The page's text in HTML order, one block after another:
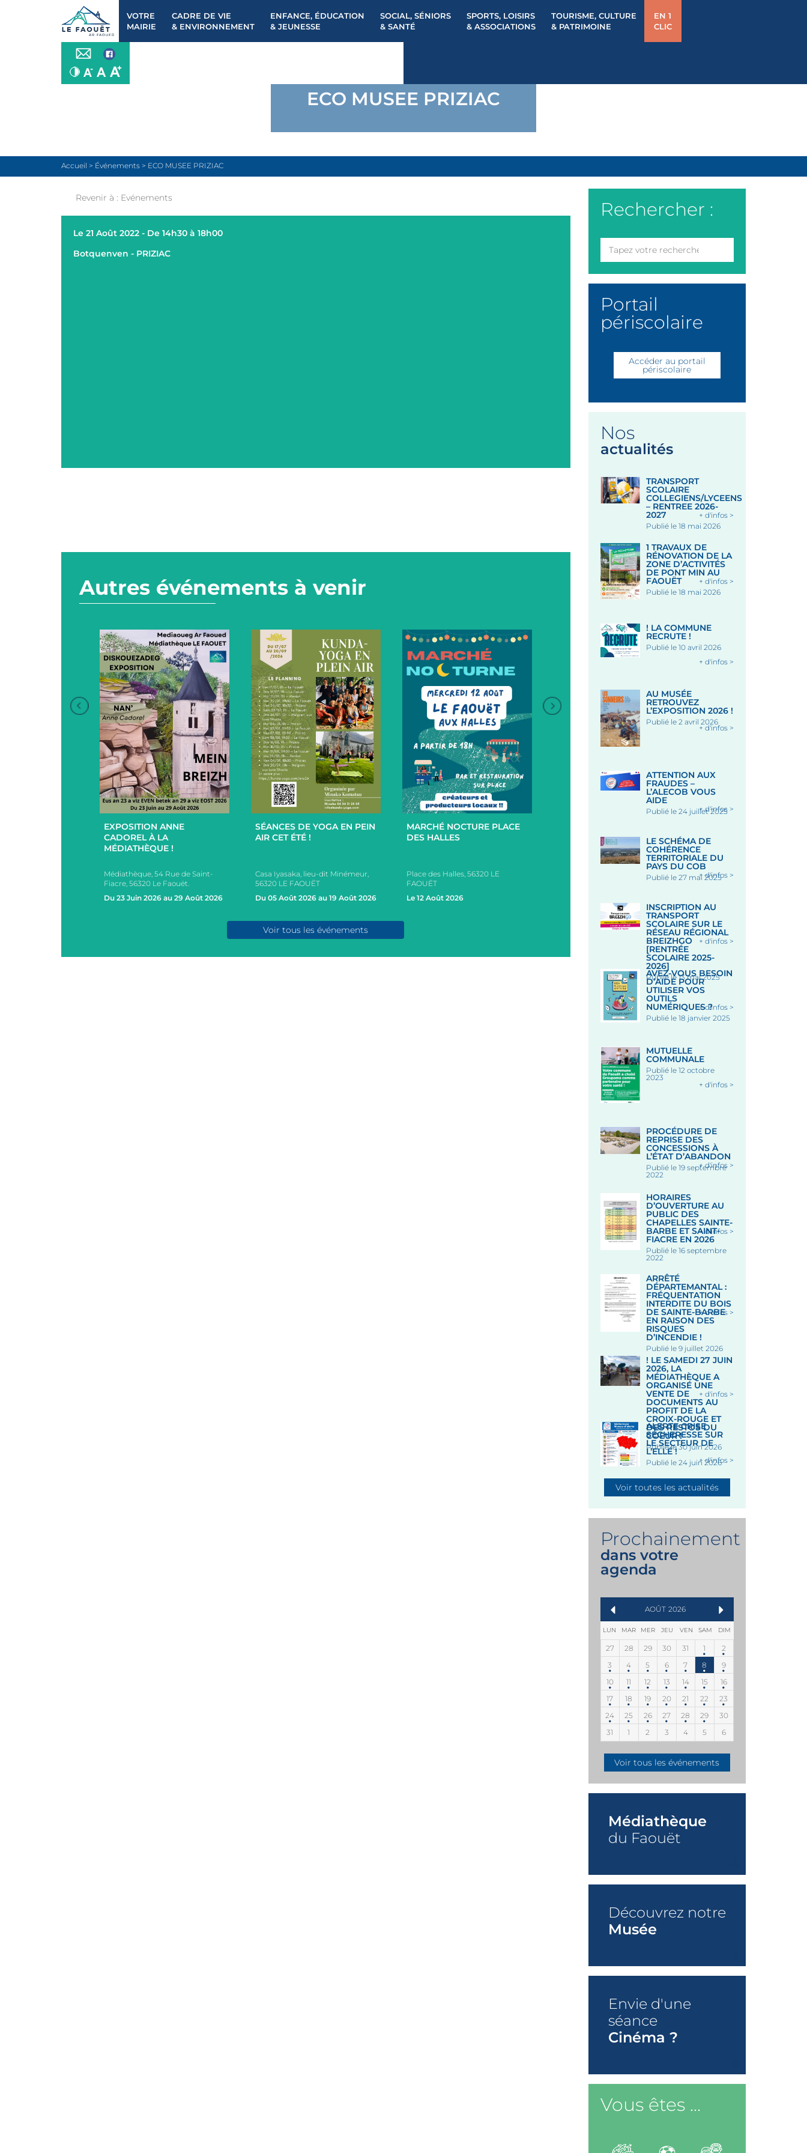
VOTRE
MAIRIE
CADRE DE VIE
& ENVIRONNEMENT
ENFANCE, ÉDUCATION
& JEUNESSE
SOCIAL, SÉNIORS
& SANTÉ
SPORTS, LOISIRS
& ASSOCIATIONS
TOURISME, CULTURE
& PATRIMOINE
EN 1
CLIC
ECO MUSEE PRIZIAC
Accueil > Événements > ECO MUSEE PRIZIAC
Revenir à : Evénements
Le 21 Août 2022 - De 14h30 à 18h00
Botquenven - PRIZIAC
Autres événements à venir
+
EXPOSITION ANNE
CADOREL À LA
MÉDIATHÈQUE !
Médiathèque, 54 Rue de Saint-
Fiacre, 56320 Le Faouët.
Du 23 Juin 2026 au 29 Août 2026
SÉANCES DE YOGA EN PEIN
AIR CET ÉTÉ !
Casa Iyasaka, lieu-dit Minémeur,
56320 LE FAOUËT
Du 05 Août 2026 au 19 Août 2026
MARCHÉ NOCTURE PLACE
DES HALLES
Place des Halles, 56320 LE
FAOUËT
Le 12 Août 2026
+
ANIMATION DANSES
Sous les Halles - LE FAOUET
QUINTUOR À CORDES
Chapelle Saint-Fiacre, lieu-
Voir tous les événements
Rechercher :
Portail
périscolaire
Accéder au portail
périscolaire
Nos
actualités
TRANSPORT
SCOLAIRE
COLLEGIENS/LYCEENS
– RENTREE 2026-
2027
Publié le 18 mai 2026
+ d'infos >
1 TRAVAUX DE
RÉNOVATION DE LA
ZONE D’ACTIVITÉS
DE PONT MIN AU
FAOUËT
Publié le 18 mai 2026
+ d'infos >
! LA COMMUNE
RECRUTE !
Publié le 10 avril 2026
+ d'infos >
AU MUSÉE
RETROUVEZ
L’EXPOSITION 2026 !
Publié le 2 avril 2026
+ d'infos >
ATTENTION AUX
FRAUDES –
L’ALECOB VOUS
AIDE
Publié le 24 juillet 2025
+ d'infos >
LE SCHÉMA DE
COHÉRENCE
TERRITORIALE DU
PAYS DU COB
Publié le 27 mai 2025
+ d'infos >
INSCRIPTION AU
TRANSPORT
SCOLAIRE SUR LE
RÉSEAU RÉGIONAL
BREIZHGO
[RENTRÉE
SCOLAIRE 2025-
2026]
Publié le 13 mai 2025
+ d'infos >
AVEZ-VOUS BESOIN
D’AIDE POUR
UTILISER VOS
OUTILS
NUMÉRIQUES ?
Publié le 18 janvier 2025
+ d'infos >
MUTUELLE
COMMUNALE
Publié le 12 octobre
2023
+ d'infos >
PROCÉDURE DE
REPRISE DES
CONCESSIONS À
L’ÉTAT D’ABANDON
Publié le 19 septembre
2022
+ d'infos >
HORAIRES
D’OUVERTURE AU
PUBLIC DES
CHAPELLES SAINTE-
BARBE ET SAINT-
FIACRE EN 2026
Publié le 16 septembre
2022
+ d'infos >
ARRÊTÉ
DÉPARTEMANTAL :
FRÉQUENTATION
INTERDITE DU BOIS
DE SAINTE-BARBE
EN RAISON DES
RISQUES
D’INCENDIE !
Publié le 9 juillet 2026
+ d'infos >
! LE SAMEDI 27 JUIN
2026, LA
MÉDIATHÈQUE A
ORGANISÉ UNE
VENTE DE
DOCUMENTS AU
PROFIT DE LA
CROIX-ROUGE ET
DES RESTOS DU
COEUR !
Publié le 30 juin 2026
+ d'infos >
ALERTE CRISE
SÉCHERESSE SUR
LE SECTEUR DE
L’ELLÉ !
Publié le 24 juin 2026
+ d'infos >
Voir toutes les actualités
Prochainement
dans votre
agenda
AOÛT 2026
LUN MAR MER JEU VEN SAM DIM
27 28 29 30 31 1
2
3
4 5 6 7 8
9
10
11 12 13 14 15
16
17
18 19 20 21 22
23
24
25 26 27 28 29
30
31
1 2 3 4 5 6
Voir tous les événements
Médiathèque
du Faouët
Découvrez notre
Musée
Envie d'une
séance
Cinéma ?
Vous êtes ...